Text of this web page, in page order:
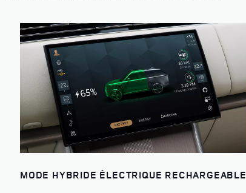
MODE HYBRIDE ÉLECTRIQUE RECHARGEABLE